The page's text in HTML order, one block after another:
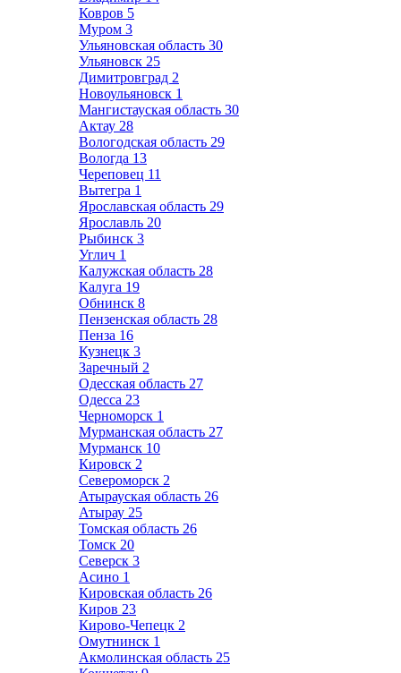
Ковров 5
Муром 3
Ульяновская область 30
Ульяновск 25
Димитровград 2
Новоульяновск 1
Мангистауская область 30
Актау 28
Вологодская область 29
Вологда 13
Череповец 11
Вытегра 1
Ярославская область 29
Ярославль 20
Рыбинск 3
Углич 1
Калужская область 28
Калуга 19
Обнинск 8
Пензенская область 28
Пенза 16
Кузнецк 3
Заречный 2
Одесская область 27
Одесса 23
Черноморск 1
Мурманская область 27
Мурманск 10
Кировск 2
Североморск 2
Атырауская область 26
Атырау 25
Томская область 26
Томск 20
Северск 3
Асино 1
Кировская область 26
Киров 23
Кирово-Чепецк 2
Омутнинск 1
Акмолинская область 25